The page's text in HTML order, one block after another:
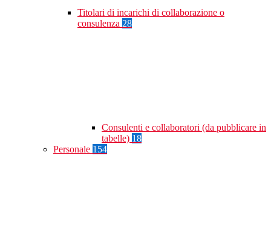
Titolari di incarichi di collaborazione o
consulenza 28
Consulenti e collaboratori (da pubblicare in
tabelle) 18
Personale 154